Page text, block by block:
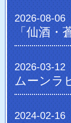
2026-08-06
2026-03-12
ムーンラ
2024-02-16